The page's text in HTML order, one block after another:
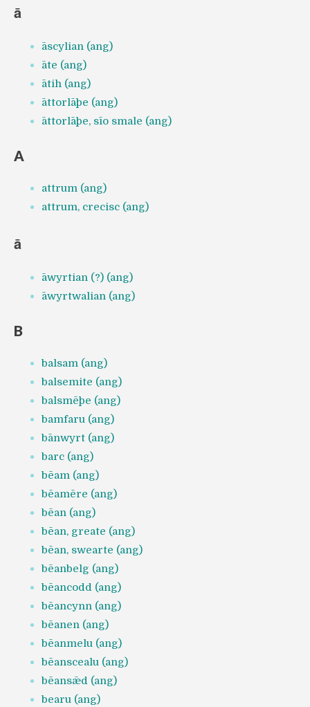
ā
āscylian (ang)
āte (ang)
ātih (ang)
āttorlāþe (ang)
āttorlāþe, sīo smale (ang)
A
attrum (ang)
attrum, crecisc (ang)
ā
āwyrtian (?) (ang)
āwyrtwalian (ang)
B
balsam (ang)
balsemite (ang)
balsmēþe (ang)
bamfaru (ang)
bānwyrt (ang)
barc (ang)
bēam (ang)
bēamēre (ang)
bēan (ang)
bēan, greate (ang)
bēan, swearte (ang)
bēanbelg (ang)
bēancodd (ang)
bēancynn (ang)
bēanen (ang)
bēanmelu (ang)
bēanscealu (ang)
bēansǣd (ang)
bearu (ang)